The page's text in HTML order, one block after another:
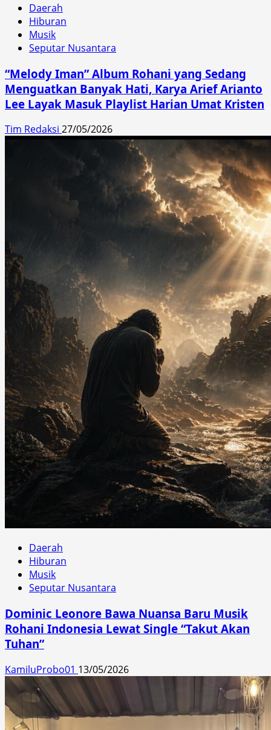
Daerah
Hiburan
Musik
Seputar Nusantara
“Melody Iman” Album Rohani yang Sedang
Menguatkan Banyak Hati, Karya Arief Arianto
Lee Layak Masuk Playlist Harian Umat Kristen
Tim Redaksi 27/05/2026
Daerah
Hiburan
Musik
Seputar Nusantara
Dominic Leonore Bawa Nuansa Baru Musik
Rohani Indonesia Lewat Single “Takut Akan
Tuhan”
KamiluProbo01 13/05/2026